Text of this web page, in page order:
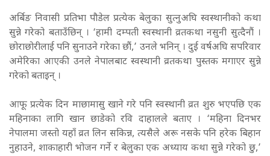
अर्बिङ निवासी प्रतिभा पौडेल प्रत्येक बेलुका सुत्नुअघि स्वस्थानीको कथा
सुन्ने गरेको बताउँछिन् । ‘हामी दम्पती स्वस्थानी व्रतकथा नसुनी सुत्दैनौं ।
छोराछोरीलाई पनि सुनाउने गरेका छौं,’ उनले भनिन् । दुई वर्षअघि सपरिवार
अमेरिका आएकी उनले नेपालबाट स्वस्थानी व्रतकथा पुस्तक मगाएर सुन्ने
गरेको बताइन् ।
आफू प्रत्येक दिन माछामासु खाने गरे पनि स्वस्थानी व्रत शुरु भएपछि एक
महिनाका लागि खान छाडेको रवि दाहालले बताए । ‘महिना दिनभर
नेपालमा जस्तो यहाँ व्रत लिन सकिन्न, त्यसैले अरू नसके पनि हरेक बिहान
नुहाउने, शाकाहारी भोजन गर्ने र बेलुका एक अध्याय कथा सुन्ने गरेको छु,’